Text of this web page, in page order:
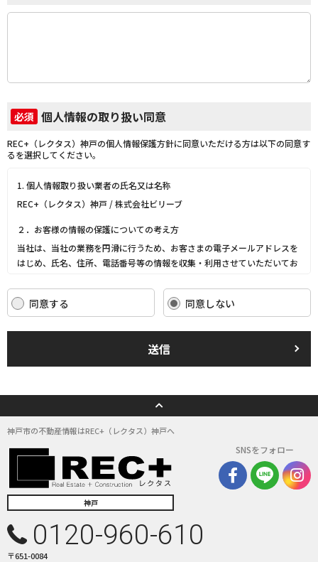
必須 個人情報の取り扱い同意
REC+（レクタス）神戸の個人情報保護方針に同意いただける方は以下の同意す
るを選択してください。
1. 個人情報取り扱い業者の氏名又は名称
REC+（レクタス）神戸 / 株式会社ビリーブ
２．お客様の情報の保護についての考え方
当社は、当社の業務を円滑に行うため、お客さまの電子メールアドレスを
はじめ、氏名、住所、電話番号等の情報を収集・利用させていただいてお
当社は、これらのお客さまの個人情報（以下「お客さま情報」といいま
す。）の適正な保護を重大な責務と認識し、この責務を果たすために、次
法令を遵守し、適切に取り扱います。また、適宜取扱いの改善に努めま
す。
ます。また、取引先等に対しても適切にお客さま情報を取り扱うように要
(3) お客さま情報の収集に際しては、利用目的を特定して通知または公表
(4) お客さま情報の漏洩、紛失、改ざん等を防止するために必要な 対策を
講じて適切な管理を行います。
(5) 保有するお客さま情報について、お客さま本人からの開示、訂正、削
除、利用停止の依頼を所定の窓口でお受けして、誠意をもって対応いたし
具体的には、以下の内容に従ってお客さま情報の取り扱いをいたします。
３．お客様の情報の利用目的
同意する 同意しない
送信
神戸市の不動産情報はREC+（レクタス）神戸へ
神戸
SNSをフォロー
0120-960-610
〒651-0084